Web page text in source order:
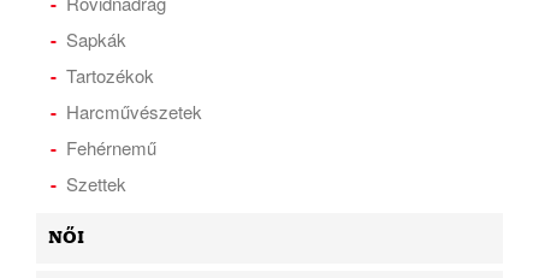
Sapkák
Tartozékok
Harcművészetek
Fehérnemű
Szettek
NŐI